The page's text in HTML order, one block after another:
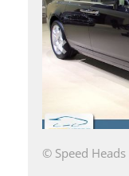
© Speed Heads